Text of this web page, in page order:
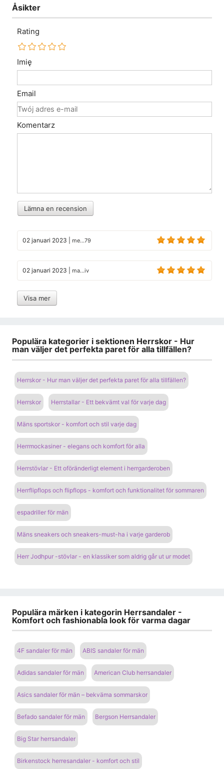
Åsikter
Rating
Imię
Email
Komentarz
Lämna en recension
02 januari 2023 me...79
02 januari 2023 ma...iv
Visa mer
Populära kategorier i sektionen Herrskor - Hur
man väljer det perfekta paret för alla tillfällen?
Herrskor - Hur man väljer det perfekta paret för alla tillfällen?
Herrskor Herrstallar - Ett bekvämt val för varje dag
Mäns sportskor - komfort och stil varje dag
Herrmockasiner - elegans och komfort för alla
Herrstövlar - Ett oföränderligt element i herrgarderoben
Herrflipflops och flipflops - komfort och funktionalitet för sommaren
espadriller för män
Mäns sneakers och sneakers-must-ha i varje garderob
Herr Jodhpur -stövlar - en klassiker som aldrig går ut ur modet
Populära märken i kategorin Herrsandaler -
Komfort och fashionabla look för varma dagar
4F sandaler för män ABIS sandaler för män
Adidas sandaler för män American Club herrsandaler
Asics sandaler för män – bekväma sommarskor
Befado sandaler för män Bergson Herrsandaler
Big Star herrsandaler
Birkenstock herresandaler - komfort och stil